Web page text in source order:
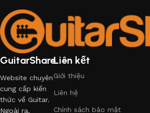
GuitarShare
Website chuyên
cung cấp kiến
thức về Guitar.
Ngoài ra,
Liên kết
Giới thiệu
Liên hệ
Chính sách bảo mật